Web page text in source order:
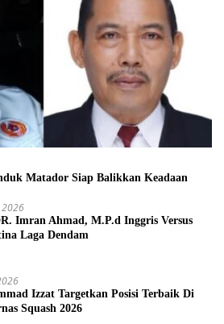
Matador Siap Balikkan Keadaan
2026
Imran Ahmad, M.P.d Inggris Versus
Laga Dendam
Izzat Targetkan Posisi Terbaik Di
Squash 2026